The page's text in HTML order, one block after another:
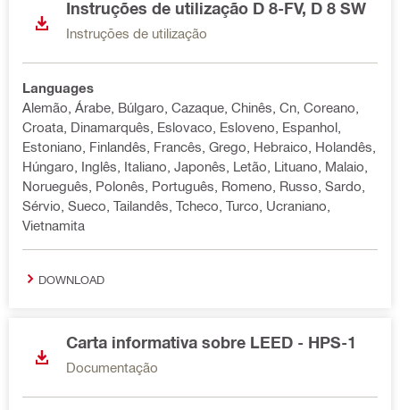
Instruções de utilização D 8-FV, D 8 SW
Instruções de utilização
Languages
Alemão, Árabe, Búlgaro, Cazaque, Chinês, Cn, Coreano,
Croata, Dinamarquês, Eslovaco, Esloveno, Espanhol,
Estoniano, Finlandês, Francês, Grego, Hebraico, Holandês,
Húngaro, Inglês, Italiano, Japonês, Letão, Lituano, Malaio,
Norueguês, Polonês, Português, Romeno, Russo, Sardo,
Sérvio, Sueco, Tailandês, Tcheco, Turco, Ucraniano,
Vietnamita
DOWNLOAD
Carta informativa sobre LEED - HPS-1
Documentação